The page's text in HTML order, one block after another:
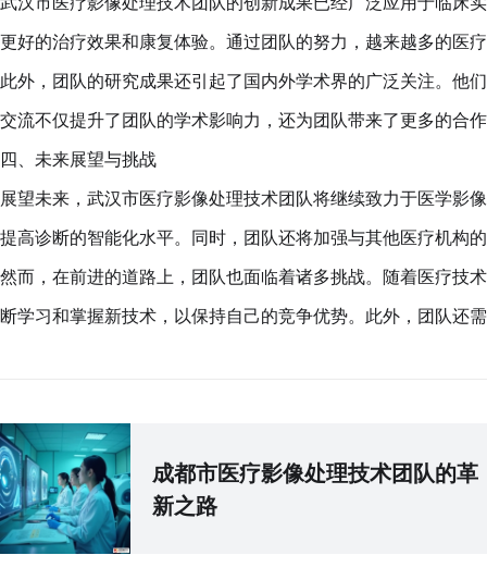
更好的治疗效果和康复体验。通过团队的努力，越来越多的医
此外，团队的研究成果还引起了国内外学术界的广泛关注。他
交流不仅提升了团队的学术影响力，还为团队带来了更多的合
四、未来展望与挑战
展望未来，武汉市医疗影像处理技术团队将继续致力于医学影
提高诊断的智能化水平。同时，团队还将加强与其他医疗机构
然而，在前进的道路上，团队也面临着诸多挑战。随着医疗技
断学习和掌握新技术，以保持自己的竞争优势。此外，团队还
成都市医疗影像处理技术团队的革
新之路